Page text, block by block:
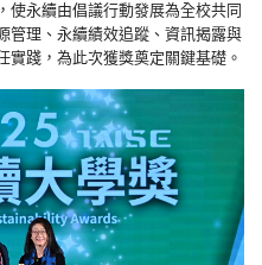
使永續由倡議行動發展為全校共同
管理、永續績效追蹤、資訊揭露與
實踐，為此次獲獎奠定關鍵基礎。